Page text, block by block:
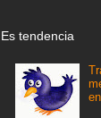
Es tendencia